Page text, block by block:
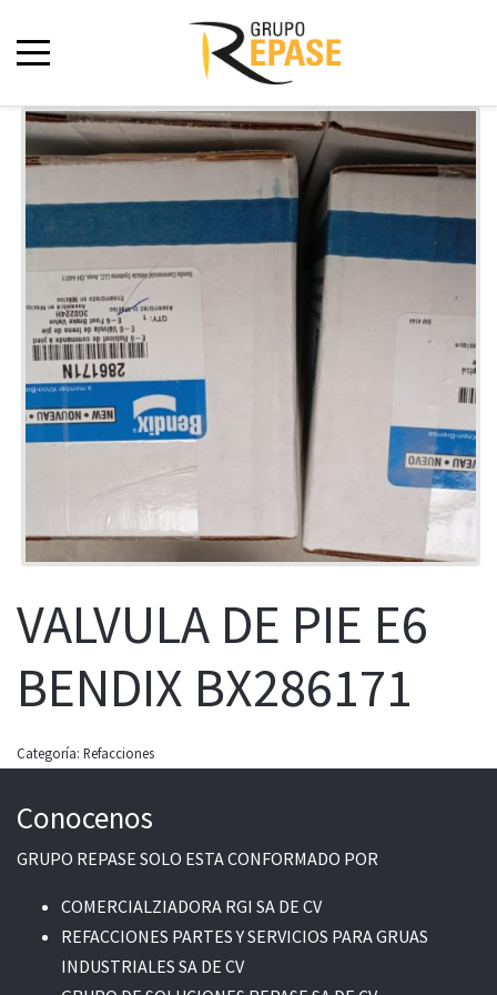
VALVULA DE PIE E6
BENDIX BX286171
Categoría: Refacciones
Conocenos
GRUPO REPASE SOLO ESTA CONFORMADO POR
COMERCIALZIADORA RGI SA DE CV
REFACCIONES PARTES Y SERVICIOS PARA GRUAS
INDUSTRIALES SA DE CV